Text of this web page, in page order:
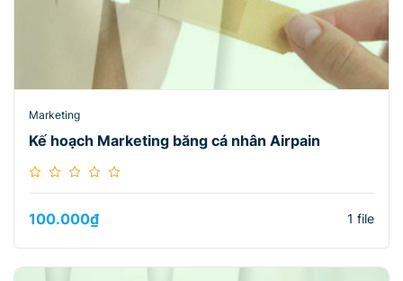
Marketing
Kế hoạch Marketing băng cá nhân Airpain
100.000₫ 1 file